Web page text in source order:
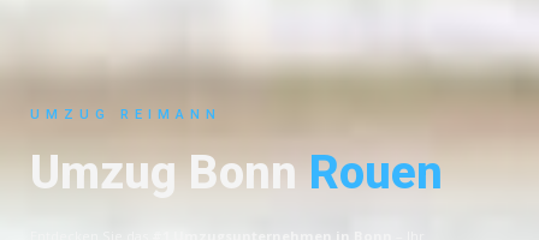
UMZUG REIMANN
Umzug BonnRouen
#1 Umzugsunternehmen in Bonn